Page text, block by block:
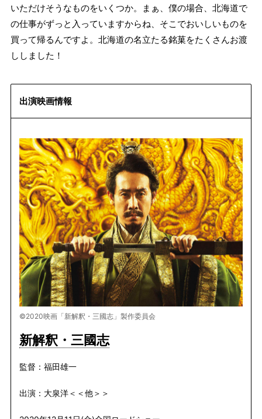
いただけそうなものをいくつか。まぁ、僕の場合、北海道で
の仕事がずっと入っていますからね、そこでおいしいものを
買って帰るんですよ。北海道の名立たる銘菓をたくさんお渡
ししました！
出演映画情報
©2020映画「新解釈・三國志」製作委員会
新解釈・三國志
監督：福田雄一
出演：大泉洋＜＜他＞＞